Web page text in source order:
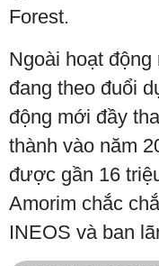
Forest.
Ngoài hoạt
đang theo đuổi
động mới đầy
thành vào năm
được gần 16
Amorim chắc
INEOS và ban